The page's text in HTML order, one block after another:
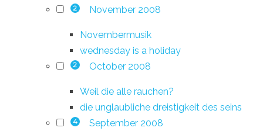
2 November 2008
Novembermusik
wednesday is a holiday
2 October 2008
Weil die alle rauchen?
die unglaubliche dreistigkeit des seins
4 September 2008